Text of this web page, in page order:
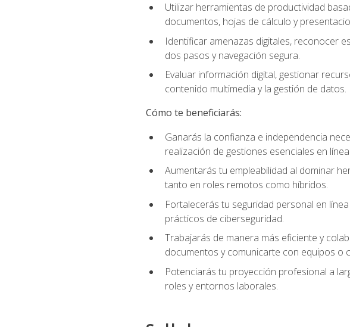
Utilizar herramientas de productividad
documentos, hojas de cálculo y
Identificar amenazas digitales, reconocer
dos pasos y navegación segura.
Evaluar información digital, gestionar
contenido multimedia y la gestión de datos.
Cómo te beneficiarás:
Ganarás la confianza e independencia
realización de gestiones esenciales en línea.
Aumentarás tu empleabilidad al dominar
tanto en roles remotos como híbridos.
Fortalecerás tu seguridad personal en
prácticos de ciberseguridad.
Trabajarás de manera más eficiente y
documentos y comunicarte con equipos o
Potenciarás tu proyección profesional a
roles y entornos laborales.